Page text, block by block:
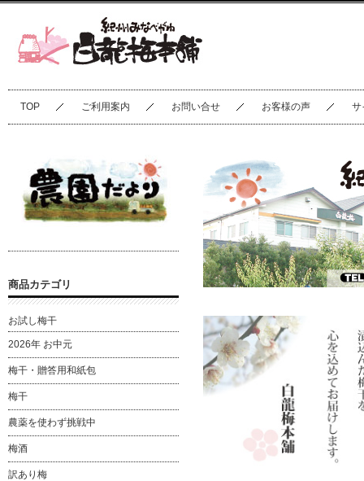
TOP ご利用案内 お問い合せ お客様の声 サ
商品カテゴリ
お試し梅干
2026年 お中元
梅干・贈答用和紙包
梅干
農薬を使わず挑戦中
梅酒
訳あり梅